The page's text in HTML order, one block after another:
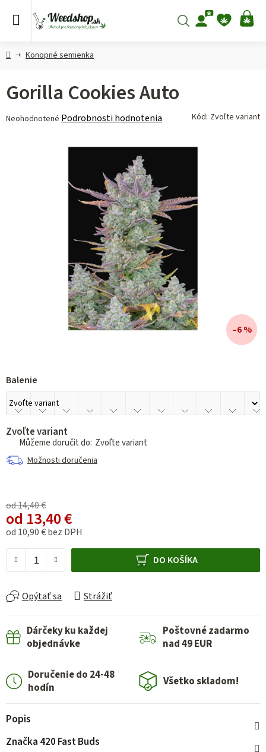
Hľadať
DomovKonopné semienka
Balenie
Zvoľte variant
Zvoľte variant
Možnosti doručenia
od 14,40 €
od 13,40 €
od 10,90 €bez DPH
DO KOŠÍKA
Opýtať sa Strážiť
Gorilla Cookies Auto
Priemerné
Neohodnotené Podrobnosti hodnotenia Kód: Zvoľte variant
–6 %
Dárčeky ku každej
objednávke
Poštovné zadarmo
nad 49 EUR
Doručenie do 24-48
hodín
Všetko skladom!
Popis
Značka 420 Fast Buds